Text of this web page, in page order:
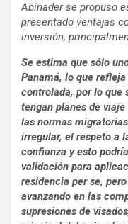
Abinader se propuso
presentado ventajas
inversión,
Se estima que sólo
Panamá, lo que
controlada, por lo que
tengan planes de
las normas
irregular, el respeto a
confianza y esto
validación para
residencia per se,
avanzando en las
supresiones de